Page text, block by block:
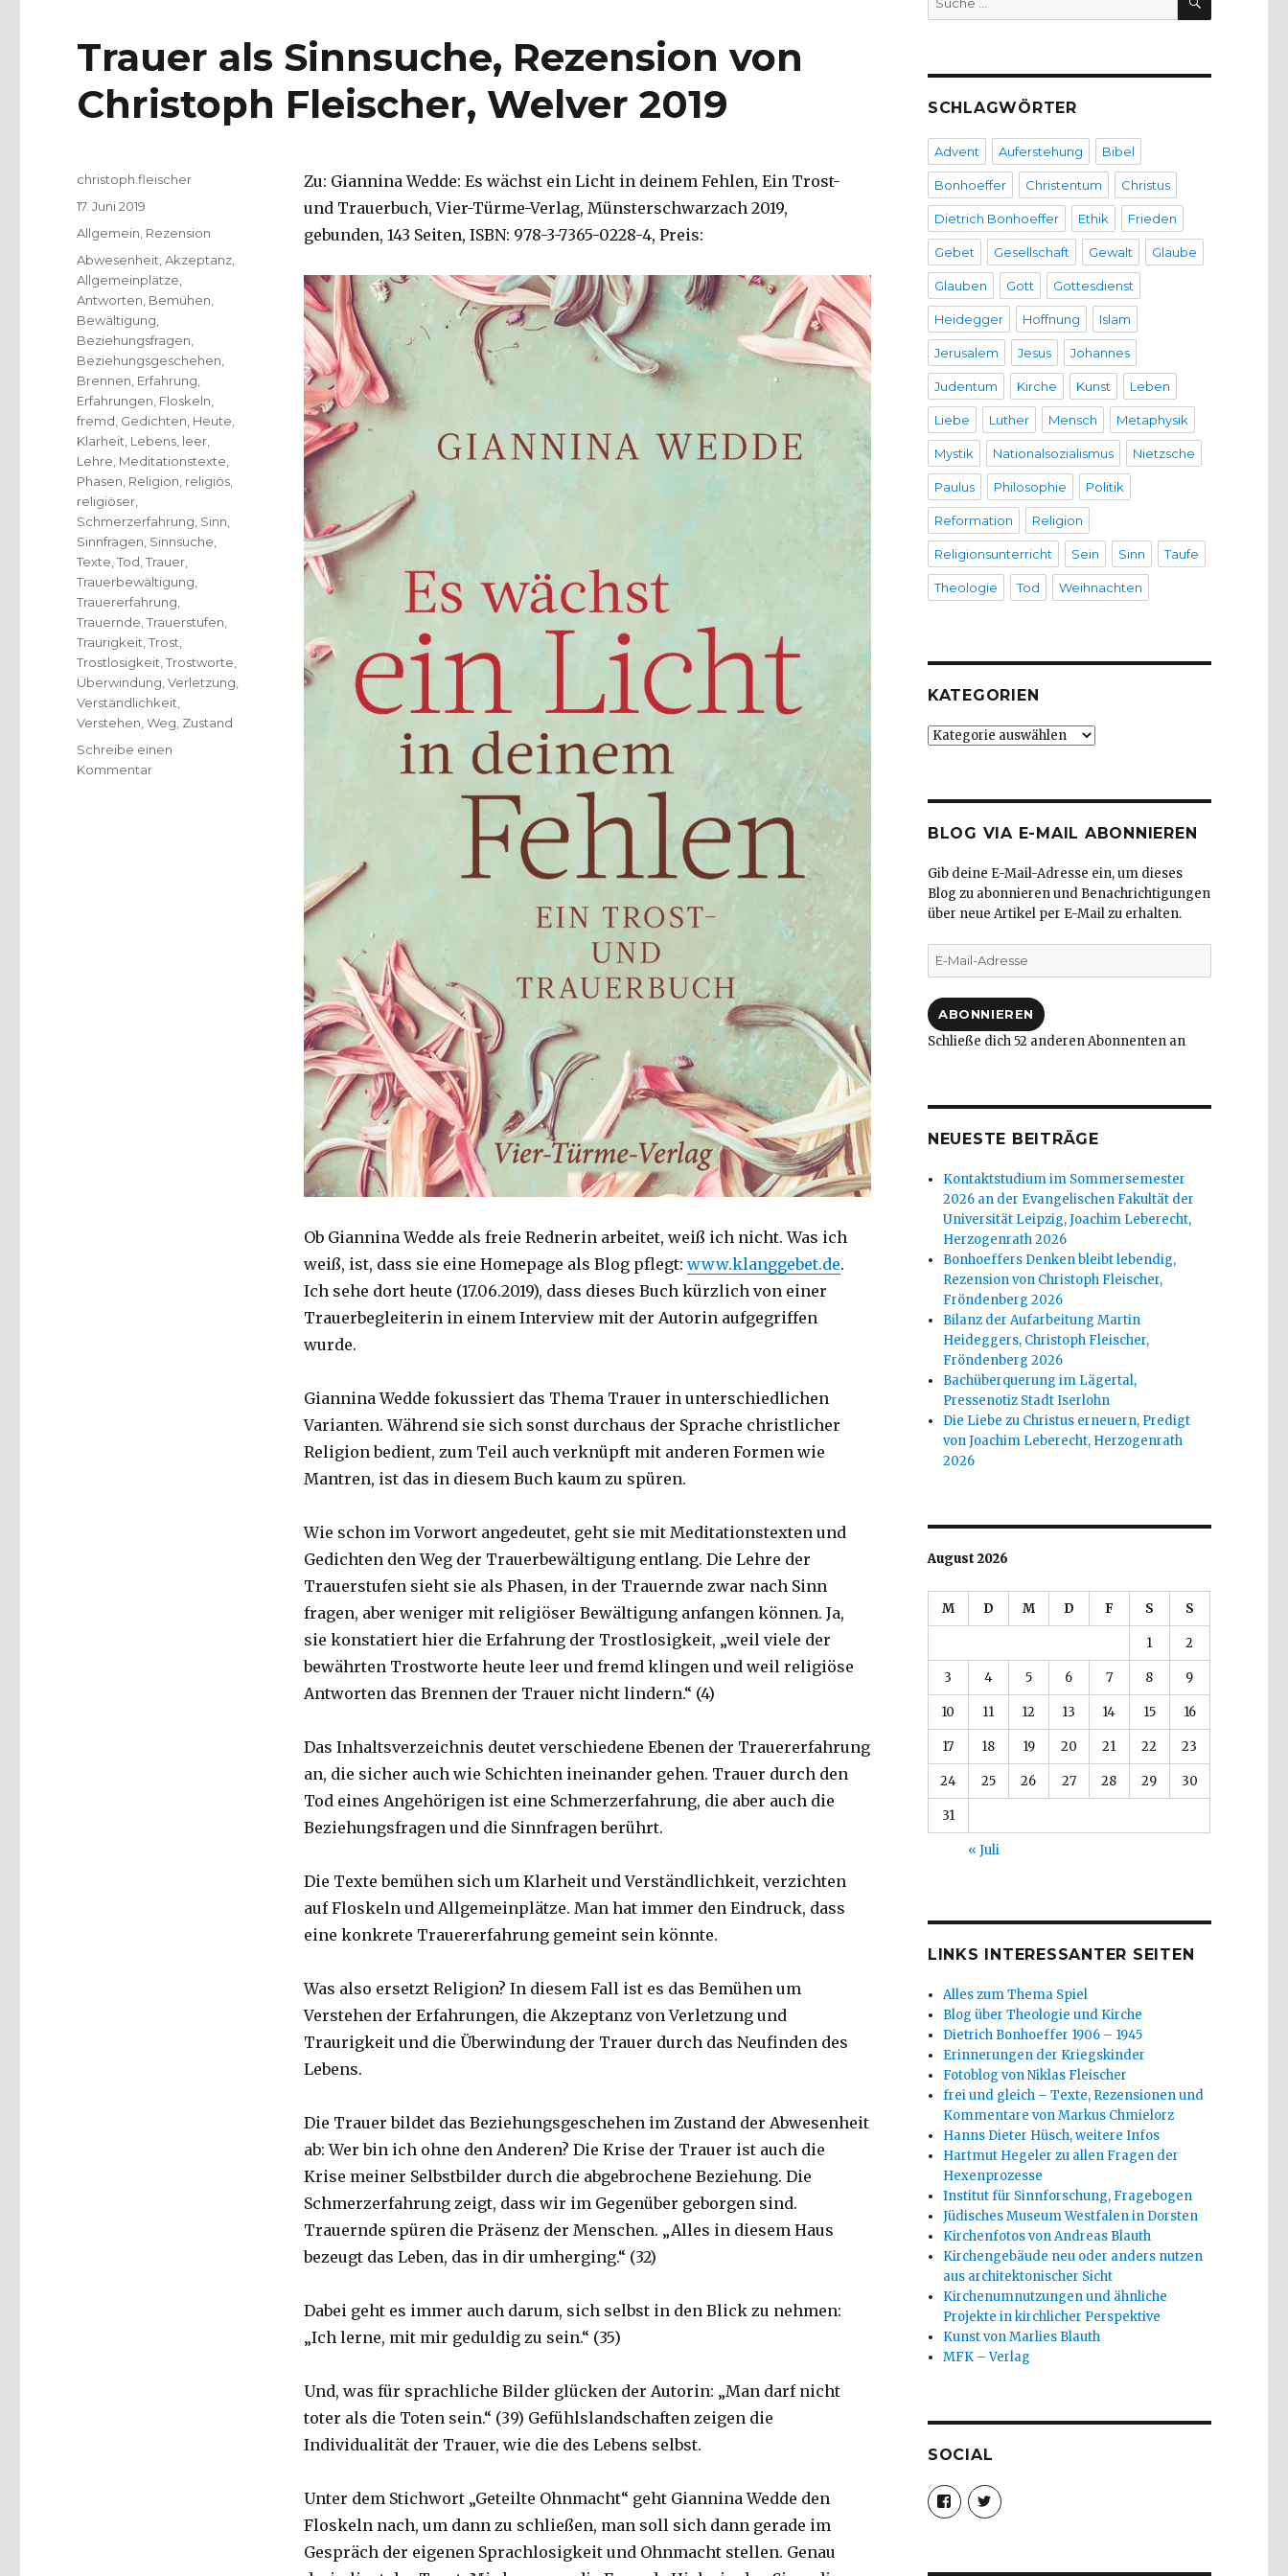
Trauer als Sinnsuche, Rezension von
Christoph Fleischer, Welver 2019
Zu: Giannina Wedde: Es wächst ein Licht in deinem Fehlen, Ein Trost-
und Trauerbuch, Vier-Türme-Verlag, Münsterschwarzach 2019,
gebunden, 143 Seiten, ISBN: 978-3-7365-0228-4, Preis:
Ob Giannina Wedde als freie Rednerin arbeitet, weiß ich nicht. Was ich
weiß, ist, dass sie eine Homepage als Blog pflegt: www.klanggebet.de.
Ich sehe dort heute (17.06.2019), dass dieses Buch kürzlich von einer
Trauerbegleiterin in einem Interview mit der Autorin aufgegriffen
wurde.
Giannina Wedde fokussiert das Thema Trauer in unterschiedlichen
Varianten. Während sie sich sonst durchaus der Sprache christlicher
Religion bedient, zum Teil auch verknüpft mit anderen Formen wie
Mantren, ist das in diesem Buch kaum zu spüren.
Wie schon im Vorwort angedeutet, geht sie mit Meditationstexten und
Gedichten den Weg der Trauerbewältigung entlang. Die Lehre der
Trauerstufen sieht sie als Phasen, in der Trauernde zwar nach Sinn
fragen, aber weniger mit religiöser Bewältigung anfangen können. Ja,
sie konstatiert hier die Erfahrung der Trostlosigkeit, „weil viele der
bewährten Trostworte heute leer und fremd klingen und weil religiöse
Antworten das Brennen der Trauer nicht lindern.“ (4)
Das Inhaltsverzeichnis deutet verschiedene Ebenen der Trauererfahrung
an, die sicher auch wie Schichten ineinander gehen. Trauer durch den
Tod eines Angehörigen ist eine Schmerzerfahrung, die aber auch die
Beziehungsfragen und die Sinnfragen berührt.
Die Texte bemühen sich um Klarheit und Verständlichkeit, verzichten
auf Floskeln und Allgemeinplätze. Man hat immer den Eindruck, dass
eine konkrete Trauererfahrung gemeint sein könnte.
Was also ersetzt Religion? In diesem Fall ist es das Bemühen um
Verstehen der Erfahrungen, die Akzeptanz von Verletzung und
Traurigkeit und die Überwindung der Trauer durch das Neufinden des
Lebens.
Die Trauer bildet das Beziehungsgeschehen im Zustand der Abwesenheit
ab: Wer bin ich ohne den Anderen? Die Krise der Trauer ist auch die
Krise meiner Selbstbilder durch die abgebrochene Beziehung. Die
Schmerzerfahrung zeigt, dass wir im Gegenüber geborgen sind.
Trauernde spüren die Präsenz der Menschen. „Alles in diesem Haus
bezeugt das Leben, das in dir umherging.“ (32)
Dabei geht es immer auch darum, sich selbst in den Blick zu nehmen:
„Ich lerne, mit mir geduldig zu sein.“ (35)
Und, was für sprachliche Bilder glücken der Autorin: „Man darf nicht
toter als die Toten sein.“ (39) Gefühlslandschaften zeigen die
Individualität der Trauer, wie die des Lebens selbst.
Unter dem Stichwort „Geteilte Ohnmacht“ geht Giannina Wedde den
Floskeln nach, um dann zu schließen, man soll sich dann gerade im
Gespräch der eigenen Sprachlosigkeit und Ohnmacht stellen. Genau
Autor
christoph.fleischer
Veröffentlicht
am
17. Juni 2019
Kategorien
Allgemein Rezension
Schlagwörter
Abwesenheit ,Akzeptanz
Allgemeinplätze
Antworten Bemühen
Bewältigung
Beziehungsfragen
Beziehungsgeschehen
Brennen Erfahrung
Erfahrungen Floskeln
fremd Gedichten Heute
Klarheit Lebens leer
Lehre Meditationstexte
Phasen Religion religiös
religiöser
Schmerzerfahrung Sinn
Sinnfragen Sinnsuche
Texte ,Tod ,Trauer
Trauerbewältigung
Trauererfahrung
Trauernde ,Trauerstufen
Traurigkeit ,Trost
Trostlosigkeit ,Trostworte
Überwindung ,Verletzung
Verständlichkeit
Verstehen ,Weg Zustand
Schreibe einen
Kommentarzu
nach:
SCHLAGWÖRTER
Advent Auferstehung Bibel
Bonhoeffer Christentum Christus
Dietrich Bonhoeffer Ethik Frieden
Gebet Gesellschaft Gewalt Glaube
Glauben Gott Gottesdienst
Heidegger Hoffnung Islam
Jerusalem Jesus Johannes
Judentum Kirche Kunst Leben
Liebe Luther Mensch Metaphysik
Mystik Nationalsozialismus Nietzsche
Paulus Philosophie Politik
Reformation Religion
Religionsunterricht Sein Sinn Taufe
Theologie Tod Weihnachten
KATEGORIEN
Kategorien
BLOG VIA E-MAIL ABONNIEREN
Gib deine E-Mail-Adresse ein, um dieses
Blog zu abonnieren und Benachrichtigungen
über neue Artikel per E-Mail zu erhalten.
E-
Mail-
ABONNIEREN
Schließe dich 52 anderen Abonnenten an
NEUESTE BEITRÄGE
Kontaktstudium im Sommersemester
2026 an der Evangelischen Fakultät der
Universität Leipzig, Joachim Leberecht,
Herzogenrath 2026
Bonhoeffers Denken bleibt lebendig,
Rezension von Christoph Fleischer,
Fröndenberg 2026
Bilanz der Aufarbeitung Martin
Heideggers, Christoph Fleischer,
Fröndenberg 2026
Bachüberquerung im Lägertal,
Pressenotiz Stadt Iserlohn
Die Liebe zu Christus erneuern, Predigt
von Joachim Leberecht, Herzogenrath
2026
August 2026
M D M D F S S
1 2
3 4 5 6 7 8 9
10 11 12 13 14 15 16
17 18 19 20 21 22 23
24 25 26 27 28 29 30
31
« Juli
LINKS INTERESSANTER SEITEN
Alles zum Thema Spiel
Blog über Theologie und Kirche
Dietrich Bonhoeffer 1906 – 1945
Erinnerungen der Kriegskinder
Fotoblog von Niklas Fleischer
frei und gleich – Texte, Rezensionen und
Kommentare von Markus Chmielorz
Hanns Dieter Hüsch, weitere Infos
Hartmut Hegeler zu allen Fragen der
Hexenprozesse
Institut für Sinnforschung, Fragebogen
Jüdisches Museum Westfalen in Dorsten
Kirchenfotos von Andreas Blauth
Kirchengebäude neu oder anders nutzen
aus architektonischer Sicht
Kirchenumnutzungen und ähnliche
Projekte in kirchlicher Perspektive
Kunst von Marlies Blauth
MFK – Verlag
SOCIAL
Profil
von
christoph.fleischer1
anzeigen
Profil
von
anzeigen